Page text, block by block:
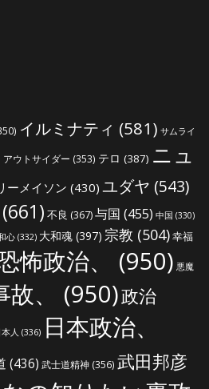
イルミナティ (581) サムライ
アウトサイダー (353) テロ (387) ニュ
ーメイソン (430) ユダヤ (543)
(661) 不良 (367)与国 (455) 中国 (330)
心 (332) 大和魂 (397) 宗教 (504)幸福
怖政治、 (950) 悪魔
、 (950)政治
人 (336) 日本政治、
(436) 武士道精神 (356) 武田邦彦